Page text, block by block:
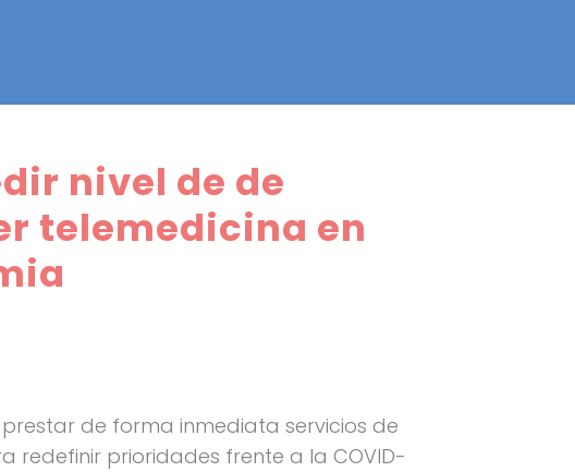
nivel de de
telemedicina en
de forma inmediata servicios de
redefinir prioridades frente a la COVID-